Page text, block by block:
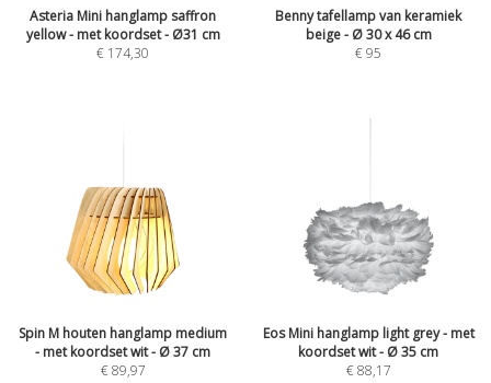
Asteria Mini hanglamp saffron
yellow - met koordset - Ø31 cm
€ 174,30
Benny tafellamp van keramiek
beige - Ø 30 x 46 cm
€95
Spin M houten hanglamp medium
- met koordset wit - Ø 37 cm
€89,97
Eos Mini hanglamp light grey - met
koordset wit - Ø 35 cm
€88,17